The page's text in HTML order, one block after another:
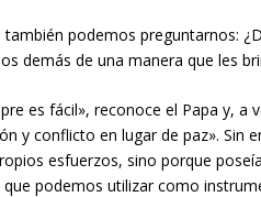
podemos preguntarnos:
demás de una manera que les
es fácil», reconoce el Papa y,
y conflicto en lugar de paz». Sin
esfuerzos, sino porque
que podemos utilizar como